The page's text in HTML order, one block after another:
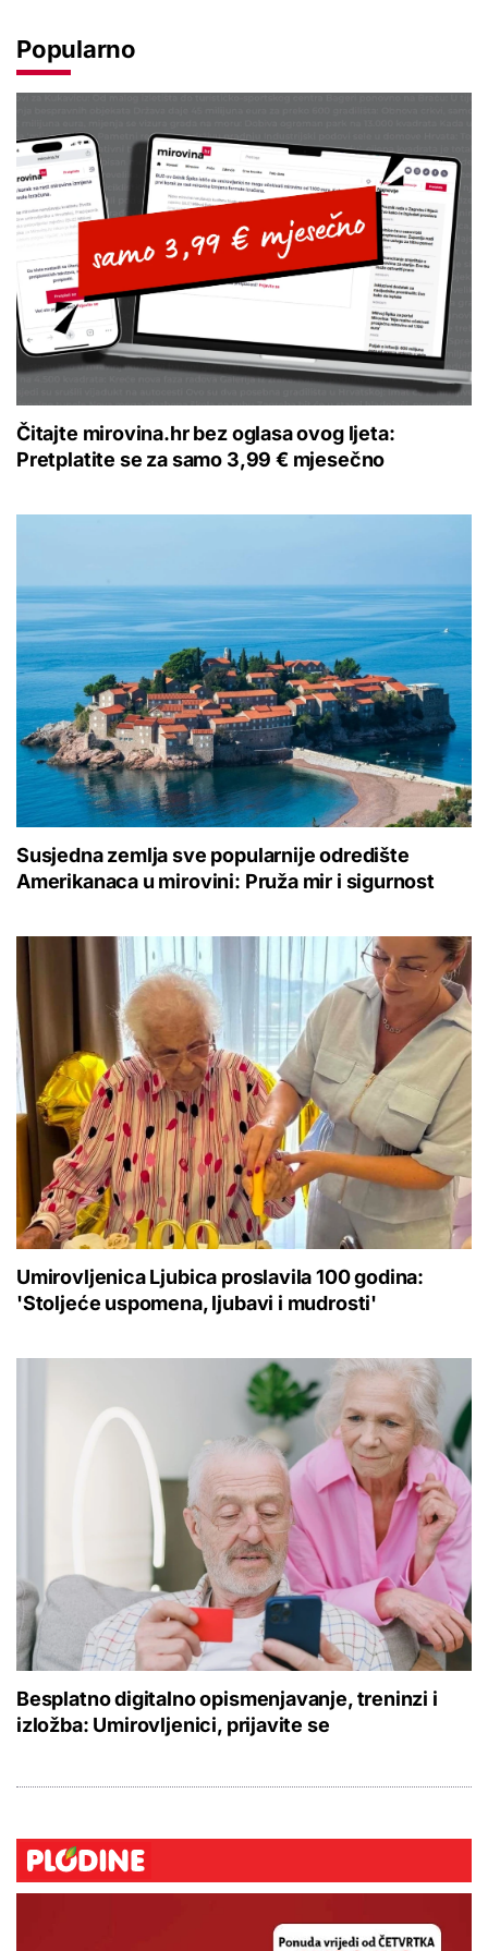
Popularno
Čitajte mirovina.hr bez oglasa ovog ljeta:
Pretplatite se za samo 3,99 € mjesečno
Susjedna zemlja sve popularnije odredište
Amerikanaca u mirovini: Pruža mir i sigurnost
Umirovljenica Ljubica proslavila 100 godina:
'Stoljeće uspomena, ljubavi i mudrosti'
Besplatno digitalno opismenjavanje, treninzi i
izložba: Umirovljenici, prijavite se